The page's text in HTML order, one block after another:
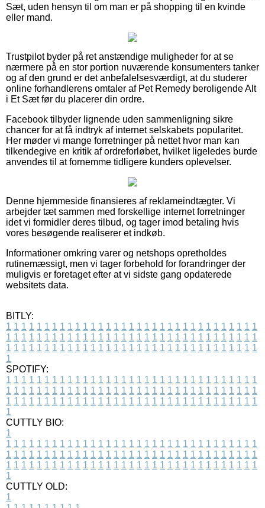
Sæt, uden hensyn til om man er på shopping til en kvinde
eller mand.
Trustpilot byder på ret anstændige muligheder for at se
nærmere på en stor portion nuværende konsumenters tanker
og af den grund er det anbefalelsesværdigt, at du studerer
online forhandlerens omtaler af Pet Remedy beroligende Alt
i Et Sæt før du placerer din ordre.
Facebook tilbyder lignende uden sammenligning sikre
chancer for at få indtryk af internet selskabets popularitet.
Her møder vi mange forretninger på nettet hvor man kan
tilkendegive en kritik af ordreforløbet, hvilket ligeledes burde
anvendes til at fornemme tidligere kunders oplevelser.
Denne hjemmeside finansieres af reklameindtægter. Vi
arbejder tæt sammen med forskellige internet forretninger
idet vi formidler deres tilbud, og tager imod betaling hvis
vores besøgende realiserer et indkøb.
Informationer omkring varer og netshops opretholdes
rutinemæssigt, men vi tager forbehold for forandringer der
muligvis er foretaget efter at vi sidste gang opdaterede
websitets data.
BITLY:
1 1 1 1 1 1 1 1 1 1 1 1 1 1 1 1 1 1 1 1 1 1 1 1 1 1 1 1 1 1 1 1 1
1 1 1 1 1 1 1 1 1 1 1 1 1 1 1 1 1 1 1 1 1 1 1 1 1 1 1 1 1 1 1 1 1
1 1 1 1 1 1 1 1 1 1 1 1 1 1 1 1 1 1 1 1 1 1 1 1 1 1 1 1 1 1 1 1 1
1
SPOTIFY:
1 1 1 1 1 1 1 1 1 1 1 1 1 1 1 1 1 1 1 1 1 1 1 1 1 1 1 1 1 1 1 1 1
1 1 1 1 1 1 1 1 1 1 1 1 1 1 1 1 1 1 1 1 1 1 1 1 1 1 1 1 1 1 1 1 1
1 1 1 1 1 1 1 1 1 1 1 1 1 1 1 1 1 1 1 1 1 1 1 1 1 1 1 1 1 1 1 1 1
1
CUTTLY BIO:
1
1 1 1 1 1 1 1 1 1 1 1 1 1 1 1 1 1 1 1 1 1 1 1 1 1 1 1 1 1 1 1 1 1
1 1 1 1 1 1 1 1 1 1 1 1 1 1 1 1 1 1 1 1 1 1 1 1 1 1 1 1 1 1 1 1 1
1 1 1 1 1 1 1 1 1 1 1 1 1 1 1 1 1 1 1 1 1 1 1 1 1 1 1 1 1 1 1 1 1
1
CUTTLY OLD:
1